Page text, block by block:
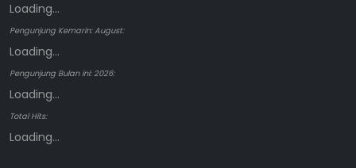
Loading...
Pengunjung Kemarin: August:
Loading...
Pengunjung Bulan ini: 2026:
Loading...
Total Hits:
Loading...